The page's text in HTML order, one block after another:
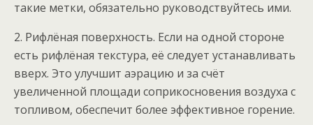
такие метки, обязательно руководствуйтесь ими.
2. Рифлёная поверхность. Если на одной стороне
есть рифлёная текстура, её следует устанавливать
вверх. Это улучшит аэрацию и за счёт
увеличенной площади соприкосновения воздуха с
топливом, обеспечит более эффективное горение.